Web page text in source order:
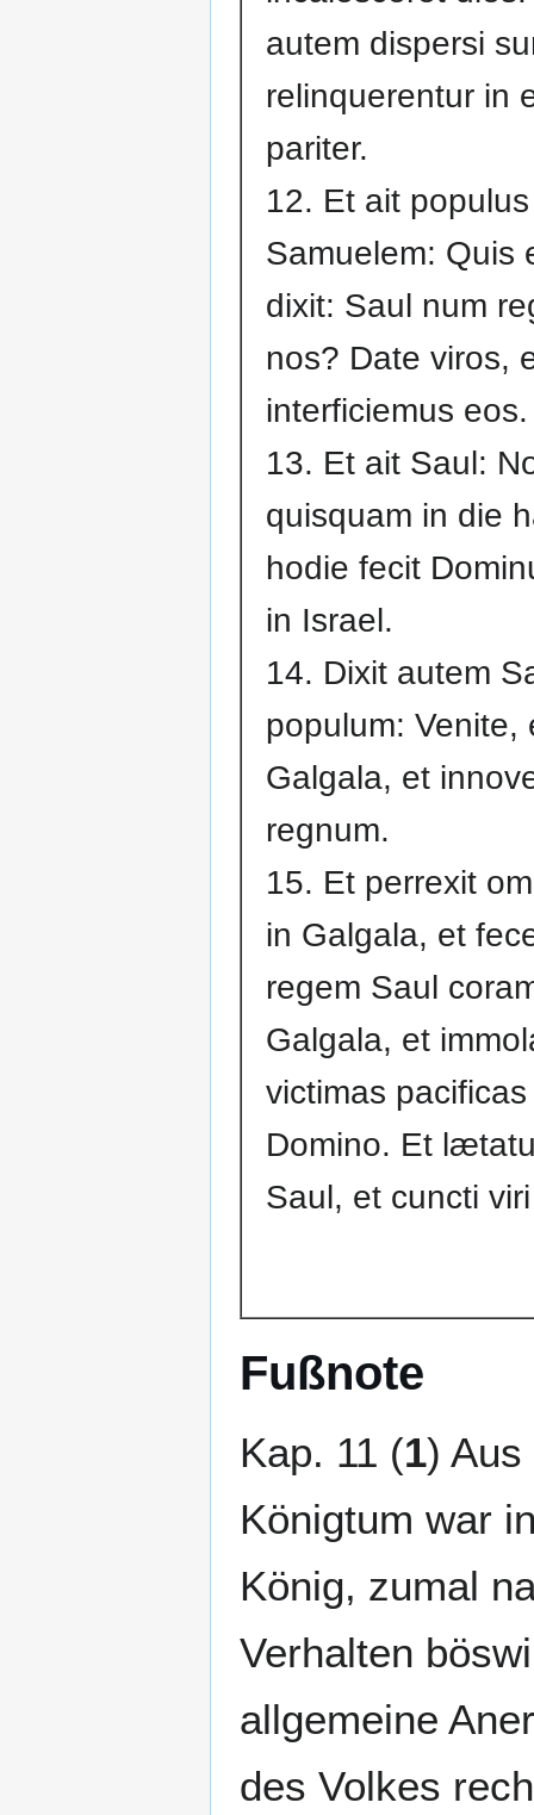
autem dispersi
relinquerentur in
pariter.
12. Et ait
Samuelem: Quis
dixit: Saul num
nos? Date viros,
interficiemus eos.
13. Et ait Saul:
quisquam in die
hodie fecit
in Israel.
14. Dixit autem
populum: Venite,
Galgala, et
regnum.
15. Et perrexit
in Galgala, et
regem Saul
Galgala, et
victimas
Domino. Et
Saul, et cuncti
Fußnote
Kap. 11 (1) Aus
Königtum war
König, zumal
Verhalten
allgemeine
des Volkes